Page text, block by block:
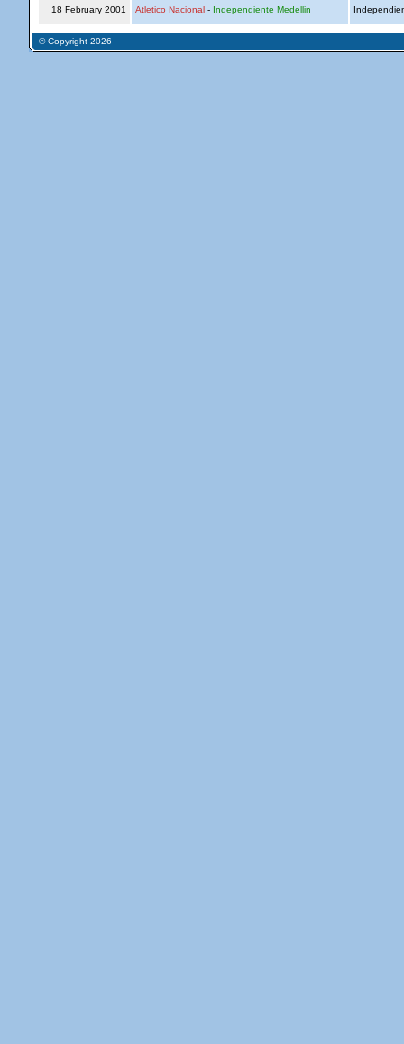
18 February 2001 Atletico Nacional- Independiente Medellin
© Copyright 2026